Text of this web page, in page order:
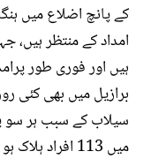
کے پانچ اضلاع میں
ہیں اور فوری طور
برازیل میں بھی کئی
سیلاب کے سبب ہر سو